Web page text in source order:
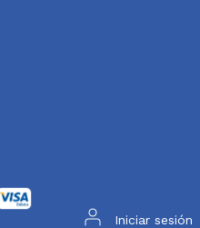
Iniciar sesión